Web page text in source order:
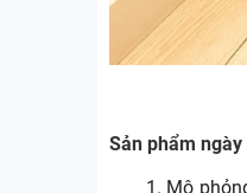
Sản phẩm
Mô